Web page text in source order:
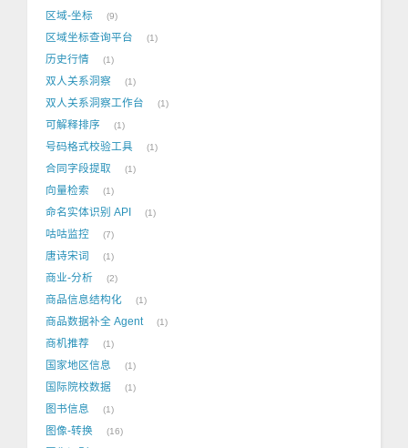
区域-坐标 9
区域坐标查询平台 1
历史行情 1
双人关系洞察 1
双人关系洞察工作台 1
可解释排序 1
号码格式校验工具 1
合同字段提取 1
向量检索 1
命名实体识别 API 1
咕咕监控 7
唐诗宋词 1
商业-分析 2
商品信息结构化 1
商品数据补全 Agent 1
商机推荐 1
国家地区信息 1
国际院校数据 1
图书信息 1
图像-转换 16